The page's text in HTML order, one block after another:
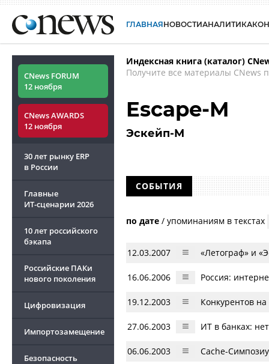
ГЛАВНАЯНОВОСТИАНАЛИТИКА
CNews FORUM
12 ноября
CNews AWARDS
12 ноября
30 лет рынку ERP
в России
Главные
ИТ-сценарии 2026
10 лет российского
бэкапа
Российские ПАКи
нового поколения
Цифровизация
Импортозамещение
Безопасность
Индексная книга (каталог)
Получите все материалы CNews
Escape-M
Эскейп-М
СОБЫТИЯ
по дате / упоминаниям в текстах
12.03.2007 «Летограф» и
16.06.2006 Россия:
19.12.2003 Конкурентов
27.06.2003 ИТ в банках:
06.06.2003 Caсhe-